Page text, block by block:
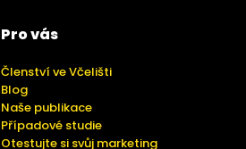
Pro vás
Členství ve Včelišti
Blog
Naše publikace
Případové studie
Otestujte si svůj marketing